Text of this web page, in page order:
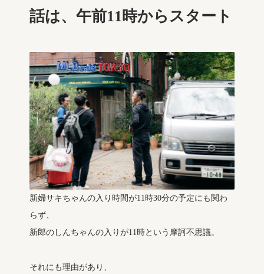
話は、午前11時からスタート
新婦サキちゃんの入り時間が11時30分の予定にも関わ
らず、
新郎のしんちゃんの入りが11時という摩訶不思議。
それにも理由があり、